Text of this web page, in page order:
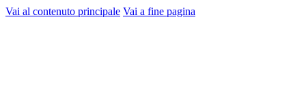
Vai al contenuto principale Vai a fine pagina